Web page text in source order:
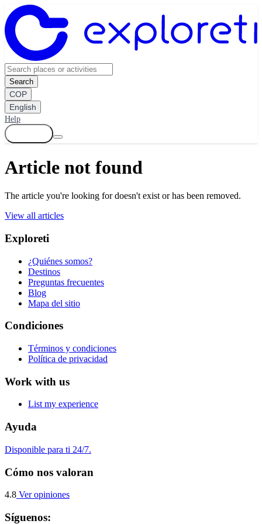
Search
COP
English
Help
Article not found
The article you're looking for doesn't exist or has been removed.
View all articles
Exploreti
¿Quiénes somos?
Destinos
Preguntas frecuentes
Blog
Mapa del sitio
Condiciones
Términos y condiciones
Política de privacidad
Work with us
List my experience
Ayuda
Disponible para ti 24/7.
Cómo nos valoran
4.8 Ver opiniones
Síguenos: